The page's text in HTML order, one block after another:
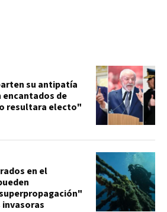
su antipatía
encantados de
resultara electo"
en el
invasoras